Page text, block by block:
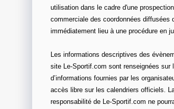
utilisation dans le cadre d'une prospection
commerciale des coordonnées diffusées
immédiatement lieu à une procédure en
Les informations descriptives des
site Le-Sportif.com sont renseignées sur
d’informations fournies par les
accès libre sur les calendriers officiels.
responsabilité de Le-Sportif.com ne